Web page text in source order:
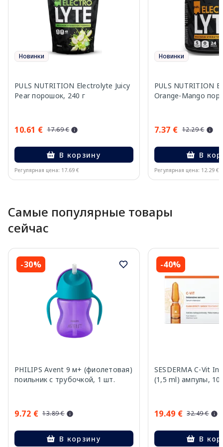
Новинки
PULS NUTRITION Electrolyte Juicy
Pear порошок, 240 г
10.61 € 17.69 €
В корзину
Регулярная цена: 17.69 €
Новинки
PULS NUTRITION
Orange-Mango
7.37 € 12.29 €
В
Регулярная цена: 12.29 €
Самые популярные товары
сейчас
-30%
PHILIPS Avent 9 м+ (фиолетовая)
поильник с трубочкой, 1 шт.
9.72 € 13.89 €
В корзину
-40%
SESDERMA C-Vit
(1,5 ml) ампулы, 10
19.49 € 32.49 €
В